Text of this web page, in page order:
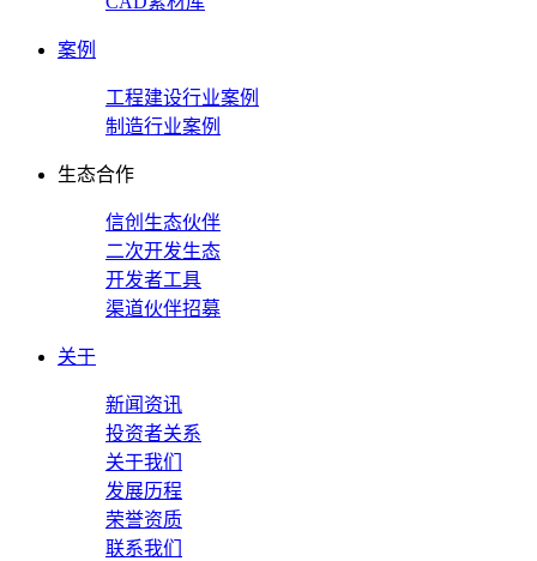
案例
工程建设行业案例
制造行业案例
生态合作
信创生态伙伴
二次开发生态
开发者工具
渠道伙伴招募
关于
新闻资讯
投资者关系
关于我们
发展历程
荣誉资质
联系我们